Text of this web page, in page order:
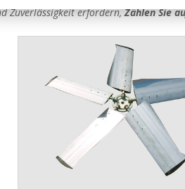
Zuverlässigkeit erfordern,Zählen Sie